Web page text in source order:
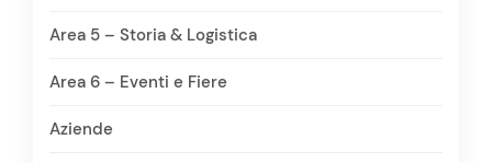
Area 5 – Storia & Logistica
Area 6 – Eventi e Fiere
Aziende